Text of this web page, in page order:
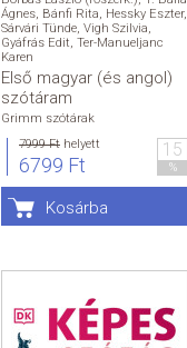
Ágnes, Bánfi Rita, Hessky Eszter,
Sárvári Tünde, Vigh Szilvia,
Gyáfrás Edit, Ter-Manueljanc
Karen
Első magyar (és angol)
szótáram
Grimm szótárak
7999 Ft helyett
6799 Ft
15
%
Kosárba